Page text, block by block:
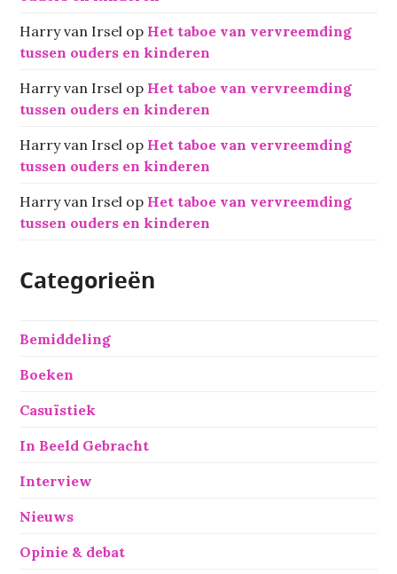
Harry van Irsel op Het taboe van vervreemding
tussen ouders en kinderen
Harry van Irsel op Het taboe van vervreemding
tussen ouders en kinderen
Harry van Irsel op Het taboe van vervreemding
tussen ouders en kinderen
Harry van Irsel op Het taboe van vervreemding
tussen ouders en kinderen
Categorieën
Bemiddeling
Boeken
Casuïstiek
In Beeld Gebracht
Interview
Nieuws
Opinie & debat